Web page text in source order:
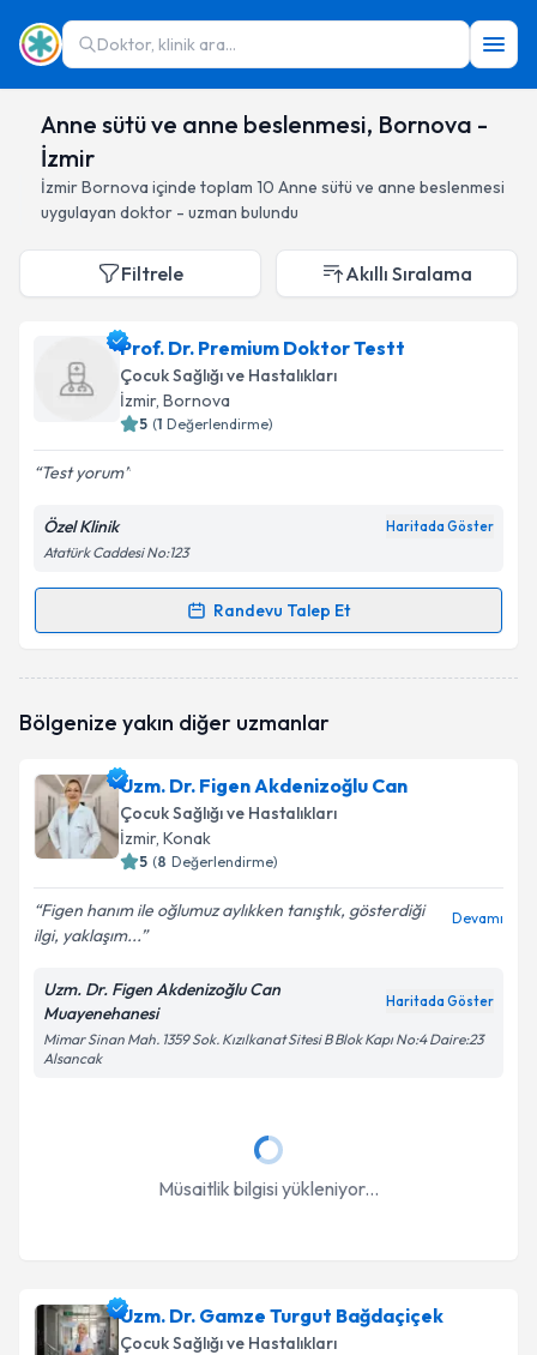
Doktor, klinik ara...
Anne sütü ve anne beslenmesi, Bornova -
İzmir
İzmirBornova içinde toplam 10 Anne sütü ve anne beslenmesi
uygulayan doktor - uzman bulundu
Filtrele Akıllı Sıralama
Prof. Dr. Premium Doktor Testt
Çocuk Sağlığı ve Hastalıkları
İzmir, Bornova
5 (1 Değerlendirme)
Test yorum
Özel Klinik Haritada Göster
Atatürk Caddesi No:123
Randevu Talep Et
Randevu Takvimi Talebi
takvimi talebi oluşturun. Size bu uzmandan randevu
bilgilendireceğiz.
E-posta Adresiniz
Kişisel verilerimin işlenmesine ilişkin
kapsamda işlenmesini kabul ediyorum.
Bölgenize yakın diğer uzmanlar
Uzm. Dr. Figen Akdenizoğlu Can
Çocuk Sağlığı ve Hastalıkları
İzmir, Konak
5 (8 Değerlendirme)
Figen hanım ile oğlumuz aylıkken tanıştık, gösterdiği
ilgi, yaklaşım...
Devamı
Uzm. Dr. Figen Akdenizoğlu Can
Muayenehanesi
Haritada Göster
Mimar Sinan Mah. 1359 Sok. Kızılkanat Sitesi B Blok Kapı No:4 Daire:23
Alsancak
Müsaitlik bilgisi yükleniyor...
Uzm. Dr. Gamze Turgut Bağdaçiçek
Çocuk Sağlığı ve Hastalıkları